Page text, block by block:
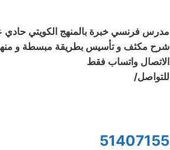
مدرس فرنسي خبرة بالمنهج الكويتي
شرح مكثف و تأسيس بطريقة مبسطة و
الاتصال واتساب فقط
للتواصل/
51407155